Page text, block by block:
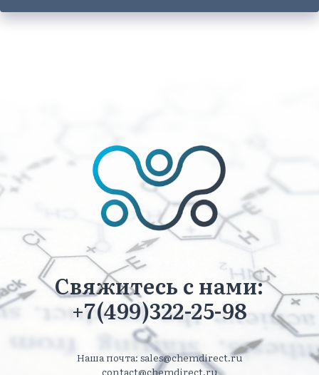
Свяжитесь с нами:
+7(499)322-25-98
Наша почта: sales@chemdirect.ru
contact@chemdirect.ru